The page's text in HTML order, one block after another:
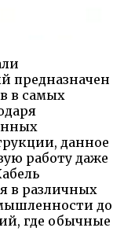
предназначен
в самых
данное
работу даже
в различных
до
где обычные